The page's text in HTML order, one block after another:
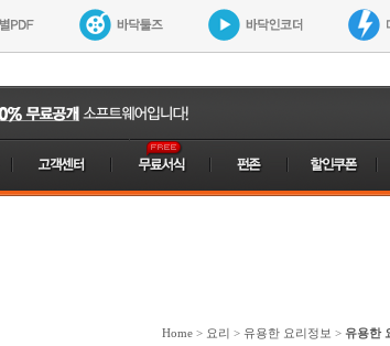
Home > 요리 > 유용한 요리정보 > 유용한